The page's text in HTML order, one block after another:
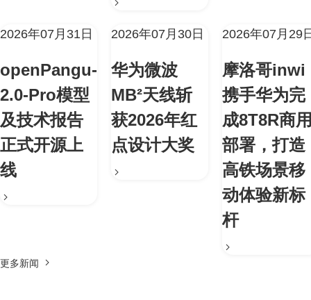
2026年07月31日
openPangu-
2.0-Pro模型
及技术报告
正式开源上
线
2026年07月30日
华为微波
MB²天线斩
获2026年红
点设计大奖
2026年07月29
摩洛哥inwi
携手华为完
成8T8R商
部署，打造
高铁场景移
动体验新标
杆
更多新闻